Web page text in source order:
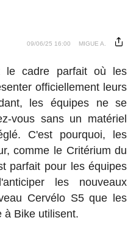
09/06/25 16:00 MIGUE A.
le cadre parfait où les
officiellement leurs
les équipes ne se
vous sans un matériel
C'est pourquoi, les
comme le Critérium du
parfait pour les équipes
les nouveaux
Cervélo S5 que les
à Bike utilisent.